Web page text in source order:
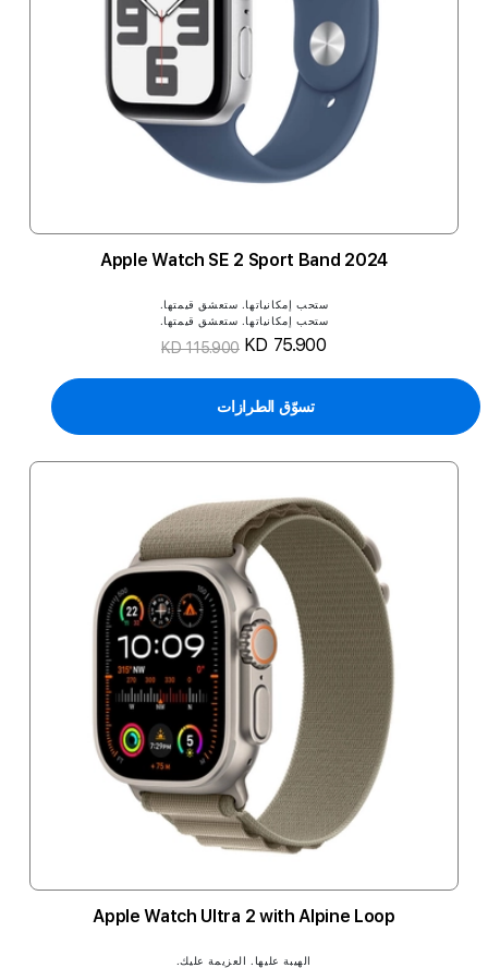
2024 Apple Watch SE 2 Sport Band
ستحب إمكانياتها. ستعشق قيمتها.
ستحب إمكانياتها. ستعشق قيمتها.
KD 75.900
KD 115.900
تسوّق الطرازات
Apple Watch Ultra 2 with Alpine Loop
الهيبة عليها. العزيمة عليك.